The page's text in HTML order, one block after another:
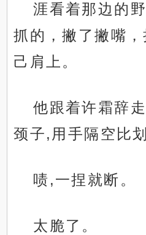
涯看着那边的
抓的，撇了撇嘴
己肩上。
他跟着许霜辞
颈子,用手隔空比
啧,一捏就断。
太脆了。